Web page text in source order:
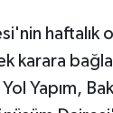
haftalık
karara
Yapım,